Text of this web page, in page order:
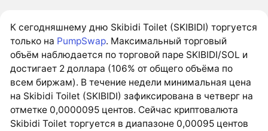
К сегодняшнему дню Skibidi Toilet (SKIBIDI) торгуется
только на PumpSwap. Максимальный торговый
объём наблюдается по торговой паре SKIBIDI/SOL и
достигает 2 доллара (106% от общего объёма по
всем биржам). В течение недели минимальная цена
на Skibidi Toilet (SKIBIDI) зафиксирована в четверг на
отметке 0,0000095 центов. Сейчас криптовалюта
Skibidi Toilet торгуется в диапазоне 0,00095 центов